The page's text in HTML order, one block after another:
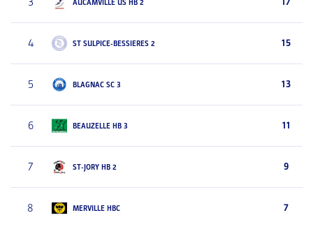
AUCAMVILLE US HB 2
4 ST SULPICE-BESSIERES 2 15
5 BLAGNAC SC 3 13
6 BEAUZELLE HB 3 11
7 ST-JORY HB 2 9
8 MERVILLE HBC 7